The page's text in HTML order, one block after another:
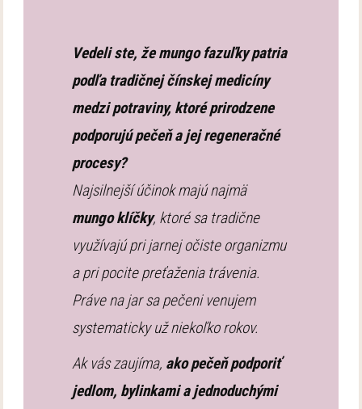
Vedeli ste, že mungo fazuľky patria
podľa tradičnej čínskej medicíny
medzi potraviny, ktoré prirodzene
podporujú pečeň a jej regeneračné
procesy?
Najsilnejší účinok majú najmä
mungo klíčky, ktoré sa tradične
využívajú pri jarnej očiste organizmu
a pri pocite preťaženia trávenia.
Práve na jar sa pečeni venujem
systematicky už niekoľko rokov.
Ak vás zaujíma, ako pečeň podporiť
jedlom, bylinkami a jednoduchými